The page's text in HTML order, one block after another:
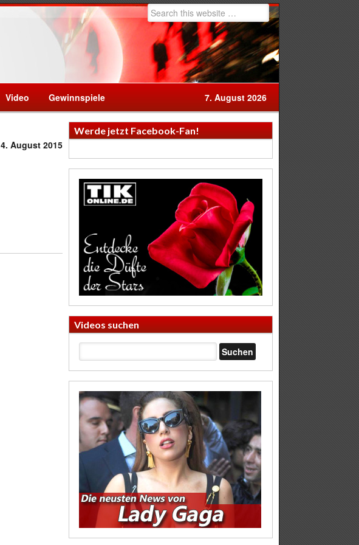
Video Gewinnspiele 7. August 2026
4. August 2015
Werde jetzt Facebook-Fan!
Videos suchen